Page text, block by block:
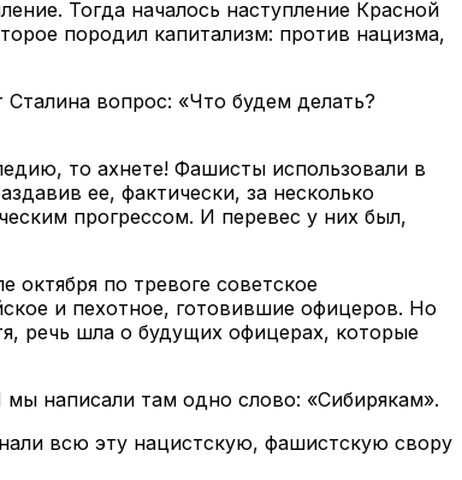
Тогда началось наступление Красной
породил капитализм: против нацизма,
вопрос: «Что будем делать?
то ахнете! Фашисты использовали в
ее, фактически, за несколько
прогрессом. И перевес у них был,
по тревоге советское
и пехотное, готовившие офицеров. Но
речь шла о будущих офицерах, которые
написали там одно слово: «Сибирякам».
всю эту нацистскую, фашистскую свору